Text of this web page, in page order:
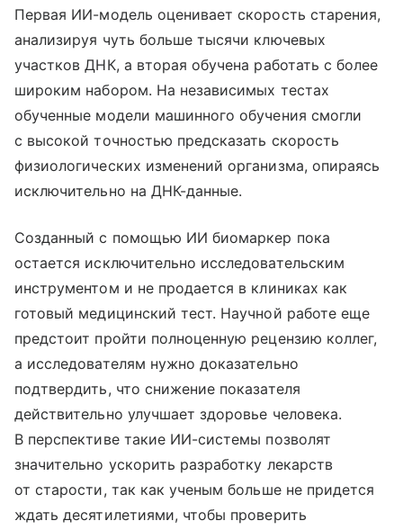
Первая ИИ-модель оценивает скорость старения,
анализируя чуть больше тысячи ключевых
участков ДНК, а вторая обучена работать с более
широким набором. На независимых тестах
обученные модели машинного обучения смогли
с высокой точностью предсказать скорость
физиологических изменений организма, опираясь
исключительно на ДНК-данные.
Созданный с помощью ИИ биомаркер пока
остается исключительно исследовательским
инструментом и не продается в клиниках как
готовый медицинский тест. Научной работе еще
предстоит пройти полноценную рецензию коллег,
а исследователям нужно доказательно
подтвердить, что снижение показателя
действительно улучшает здоровье человека.
В перспективе такие ИИ-системы позволят
значительно ускорить разработку лекарств
от старости, так как ученым больше не придется
ждать десятилетиями, чтобы проверить